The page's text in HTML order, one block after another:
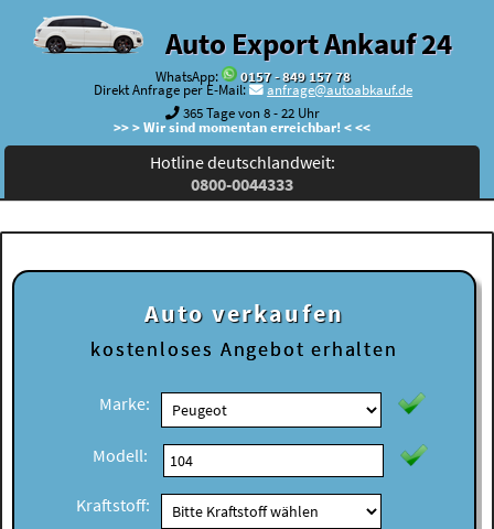
Auto Export Ankauf 24
WhatsApp:
0157 - 849 157 78
Direkt Anfrage per E-Mail:
anfrage@autoabkauf.de
365 Tage von 8 - 22 Uhr
>> > Wir sind momentan erreichbar! < <<
Hotline deutschlandweit:
0800-0044333
Auto verkaufen
kostenloses Angebot erhalten
Marke:
Modell:
Kraftstoff: